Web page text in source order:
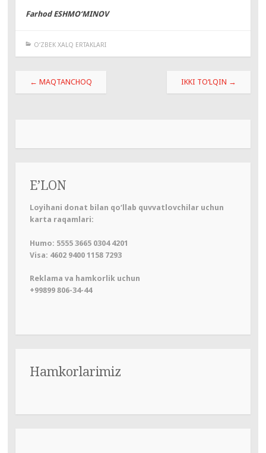
Farhod ESHMO‘MINOV
O‘ZBEK XALQ ERTAKLARI
Навигация
по
← MAQTANCHOQ IKKI TO‘LQIN →
E’LON
Loyihani donat bilan qo‘llab quvvatlovchilar uchun
karta raqamlari:
Humo: 5555 3665 0304 4201
Visa: 4602 9400 1158 7293
Reklama va hamkorlik uchun
+99899 806-34-44
Hamkorlarimiz